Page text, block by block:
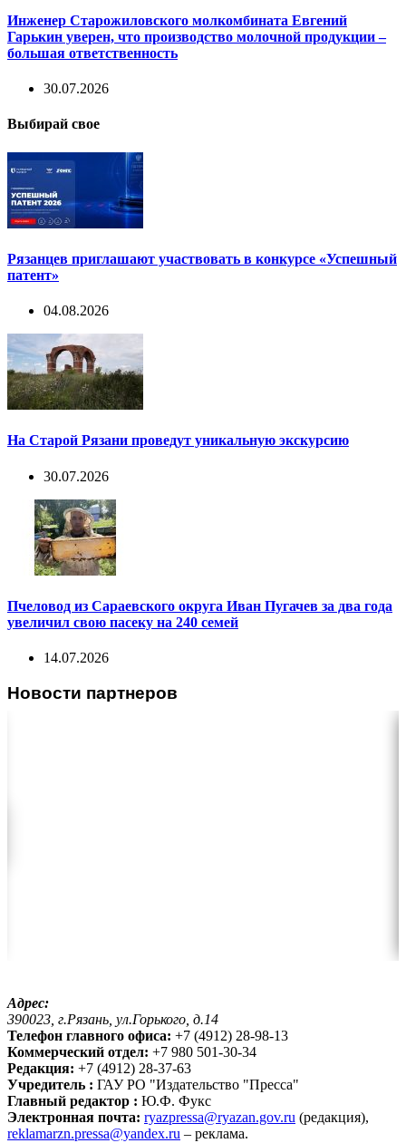
Инженер Старожиловского молкомбината Евгений
Гарькин уверен, что производство молочной продукции –
большая ответственность
30.07.2026
Выбирай свое
Рязанцев приглашают участвовать в конкурсе «Успешный
патент»
04.08.2026
На Старой Рязани проведут уникальную экскурсию
30.07.2026
Пчеловод из Сараевского округа Иван Пугачев за два года
увеличил свою пасеку на 240 семей
14.07.2026
Новости партнеров
Адрес:
390023, г.Рязань, ул.Горького, д.14
Телефон главного офиса: +7 (4912) 28-98-13
Коммерческий отдел: +7 980 501-30-34
Редакция: +7 (4912) 28-37-63
Учредитель : ГАУ РО "Издательство "Пресса"
Главный редактор : Ю.Ф. Фукс
Электронная почта: ryazpressa@ryazan.gov.ru (редакция),
reklamarzn.pressa@yandex.ru – реклама.